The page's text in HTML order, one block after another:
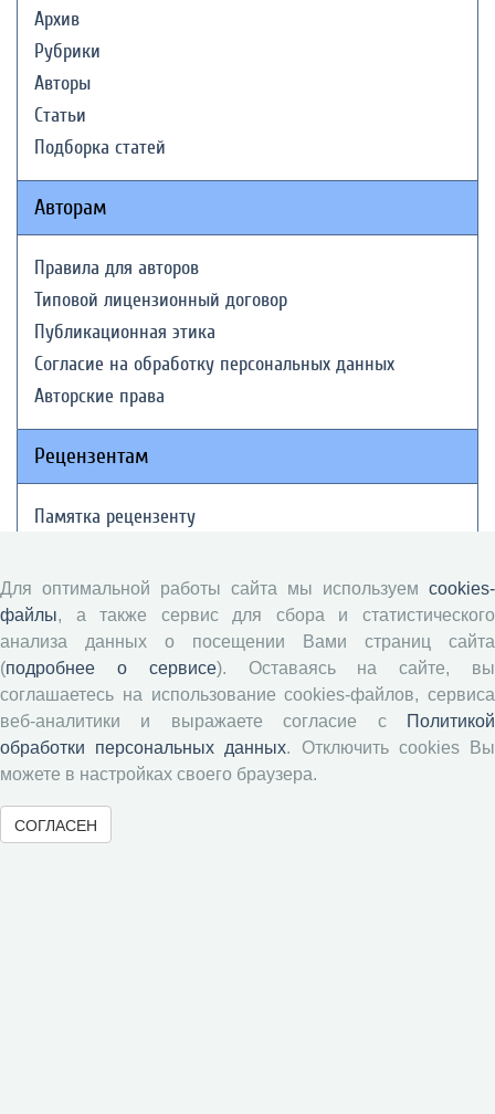
Архив
Рубрики
Авторы
Статьи
Подборка статей
Авторам
Правила для авторов
Типовой лицензионный договор
Публикационная этика
Согласие на обработку персональных данных
Авторские права
Рецензентам
Памятка рецензенту
Форма рецензии
Журналы ВолНЦ РАН
Экономические и социальные перемены
Проблемы развития территории
Вопросы территориального развития
Социальное пространство
Юный экономист
Для оптимальной работы сайта мы используем cookies-
файлы, а также сервис для сбора и статистического
анализа данных о посещении Вами страниц сайта
(подробнее о сервисе). Оставаясь на сайте, вы
соглашаетесь на использование cookies-файлов, сервиса
веб-аналитики и выражаете согласие с
Политикой
обработки персональных данных. Отключить cookies Вы
можете в настройках своего браузера.
СОГЛАСЕН